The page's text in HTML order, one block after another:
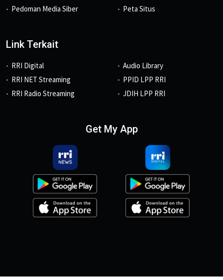
Pedoman Media Siber
Peta Situs
Link Terkait
RRI Digital
RRI NET Streaming
RRI Radio Streaming
Audio Library
PPID LPP RRI
JDIH LPP RRI
Get My App